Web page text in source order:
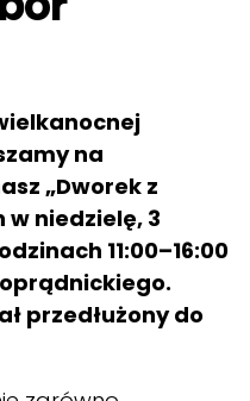
na
„Dworek z
w niedzielę, 3
11:00–16:00
przedłużony do